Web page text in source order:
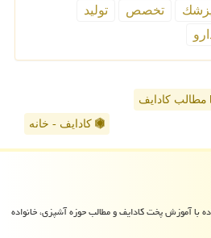
تخصص
تولید
مطالب کادایف
کادایف - خانه
با آموزش پخت کادایف و مطالب حوزه آشپزی، خانواده